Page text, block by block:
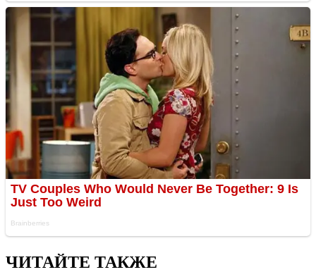
ЧИТАЙТЕ ТАКЖЕ